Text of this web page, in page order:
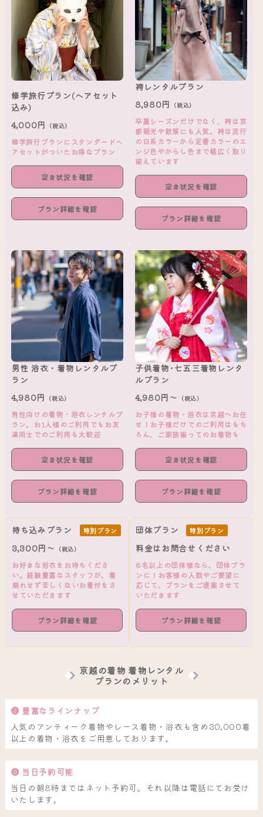
修学旅行プラン(ヘアセット
込み)
4,000円 （税込）
修学旅行プランにスタンダードヘ
アセットがついたお得なプラン
空き状況を確認
プラン詳細を確認
袴レンタルプラン
8,980円 （税込）
卒業シーズンだけでなく、袴は京
都観光や散策にも人気。袴は流行
の白系カラーから定番カラーのエ
ンジ色やからし色まで幅広く取り
揃えています
空き状況を確認
プラン詳細を確認
男性 浴衣・着物レンタルプ
ラン
4,980円 （税込）
男性向けの着物・浴衣レンタルプ
ラン。お1人様のご利用でもお友
達同士でのご利用も大歓迎
空き状況を確認
プラン詳細を確認
子供着物･七五三着物レンタ
ルプラン
4,980円～ （税込）
お子様の着物・浴衣は京越へお任
せ！お子様だけでのご利用はもち
ろん、ご家族揃ってのお着物も
空き状況を確認
プラン詳細を確認
持ち込みプラン 特別プラン
3,300円～ （税込）
お好きな浴衣をお持ちくださ
い。経験豊富なスタッフが、着
崩れせず苦しくないお着付をさ
せていただきます
プラン詳細を確認
団体プラン 特別プラン
料金はお問合せください
8名以上の団体様なら、団体プラ
ンに！お客様の人数やご要望に
応じて、プランをご提案させて
いただきます
プラン詳細を確認
京越の着物 着物レンタル
プランのメリット
❶ 豊富なラインナップ
人気のアンティーク着物やレース着物・浴衣も含め30,000着
以上の着物・浴衣をご用意しております。
❷ 当日予約可能
当日の朝8時まではネット予約可。それ以降は電話にてお受け
いたします。